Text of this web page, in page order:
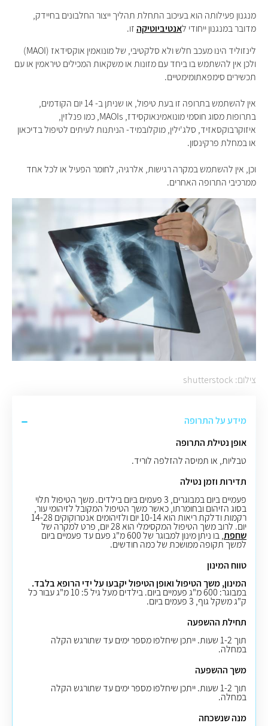
מנגנון פעילותה הוא בעיכוב התחלת תהליך ייצור החלבונים בחיידק,
מדובר במנגנון ייחודי לאנטיביוטיקהזו.
לינזוליד הינו מעכב חלש ולא סלקטיבי, של מונואמין אוקסידאז (MAOI)
ולכן אין להשתמש בו ביחד עם מזונות או משקאות המכילים טיראמין או עם
תכשירים סימפאתומימטיים.
אין להשתמש בתרופה זו בעת טיפול, או שניתן ב- 14 יום הקודמים,
בתרופות מסוג חוסמי מונואמינאוקסידז, MAOIs, כמו פנלזין,
איזוקרבוקסאזיד, סלג'ילין, מוקלובמיד- הניתנות לעיתים לטיפול בדיכאון
או במחלת פרקינסון.
וכן, אין להשתמש במקרה רגישות, אלרגיה, לחומר הפעיל או לכל אחד
ממרכיבי התרופה האחרים.
צילום: shutterstock
מידע על התרופה
אופן נטילת התרופה
טבליות, או תמיסה להזלפה לוריד.
תדירות וזמן נטילה
פעמיים ביום במבוגרים, 3 פעמים ביום בילדים. משך הטיפול תלוי
בסוג הזיהום ובחומרתו, כאשר משך הטיפול המקובל לזיהומי עור,
רקמות ודלקת ריאות הוא 10-14 יום ולזיהומים אנטרוקוקים 14-28
יום. לרוב משך הטיפול המקסימלי הוא 28 יום, פרט למקרה של
שחפת , בו ניתן מינון למבוגר של 600 מ"ג פעם עד פעמיים ביום
למשך תקופה ממושכת של כמה חודשים.
טווח המינון
המינון, משך הטיפול ואופן הטיפול יקבעו על ידי הרופא בלבד.
במבוגר: 600 מ"ג פעמיים ביום. בילדים מעל גיל 5: 10 מ"ג עבור כל
ק"ג משקל גוף, 3 פעמים ביום.
תחילת ההשפעה
תוך 1-2 שעות. ייתכן שיחלפו מספר ימים עד שתורגש הקלה
במחלה.
משך ההשפעה
תוך 1-2 שעות. ייתכן שיחלפו מספר ימים עד שתורגש הקלה
במחלה.
מנה שנשכחה